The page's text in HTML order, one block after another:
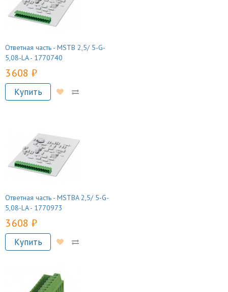
Ответная часть - MSTB 2,5/ 5-G-
5,08-LA - 1770740
3 608 руб.
Купить
Ответная часть - MSTBA 2,5/ 5-G-
5,08-LA - 1770973
3 608 руб.
Купить